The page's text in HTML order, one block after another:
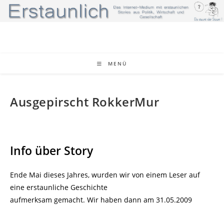
Zum
Inhalt
MENÜ
Ausgepirscht RokkerMur
Info über Story
Ende Mai dieses Jahres, wurden wir von einem Leser auf
eine erstaunliche Geschichte
aufmerksam gemacht. Wir haben dann am 31.05.2009